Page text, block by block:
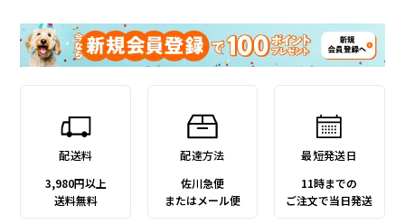
配送料
3,980円以上
送料無料
配達方法
佐川急便
またはメール便
最短発送日
11時までの
ご注文で当日発送